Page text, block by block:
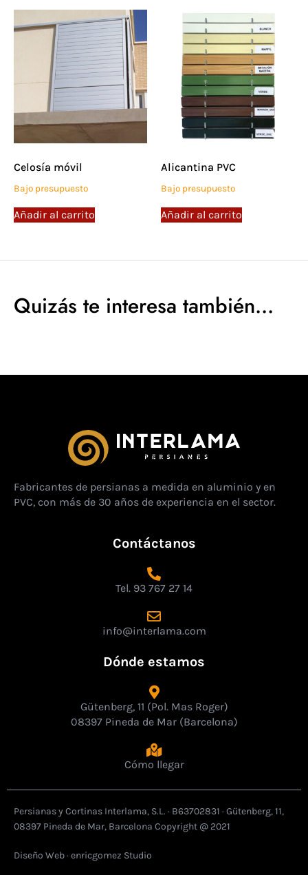
Celosía móvil
Bajo presupuesto
Añadir al carrito
Alicantina PVC
Bajo presupuesto
Añadir al carrito
Quizás te interesa también...
Fabricantes de persianas a medida en aluminio y en
PVC, con más de 30 años de experiencia en el sector.
Contáctanos
Tel. 93 767 27 14
info@interlama.com
Dónde estamos
Gütenberg, 11 (Pol. Mas Roger)
08397 Pineda de Mar (Barcelona)
Cómo llegar
Persianas y Cortinas Interlama, S.L. · B63702831 · Gütenberg, 11,
08397 Pineda de Mar, Barcelona Copyright @ 2021
Diseño Web · enricgomez Studio